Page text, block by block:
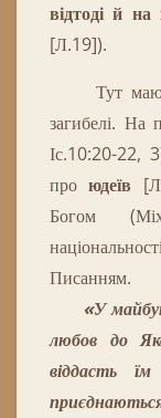
відтоді й на
[Л.19]).
Тут
загибелі. На
Іс.10:20-22,
про юдеїв
Богом
Писанням.
«У
любов до
віддасть
їм